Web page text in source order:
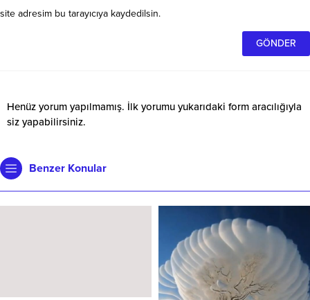
site adresim bu tarayıcıya kaydedilsin.
Henüz yorum yapılmamış. İlk yorumu yukarıdaki form aracılığıyla
siz yapabilirsiniz.
Benzer Konular